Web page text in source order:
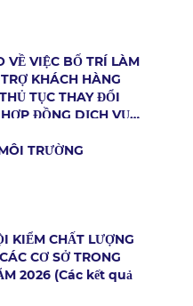
VỀ VIỆC BỐ TRÍ LÀM
KHÁCH HÀNG
TỤC THAY ĐỔI
ĐỒNG DỊCH VỤ
TRƯỜNG
KIỂM CHẤT LƯỢNG
CƠ SỞ TRONG
2026 (Các kết quả